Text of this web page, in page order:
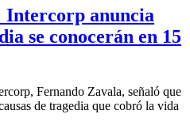
anuncia
se conocerán en 15
Fernando Zavala, señaló que
de tragedia que cobró la vida